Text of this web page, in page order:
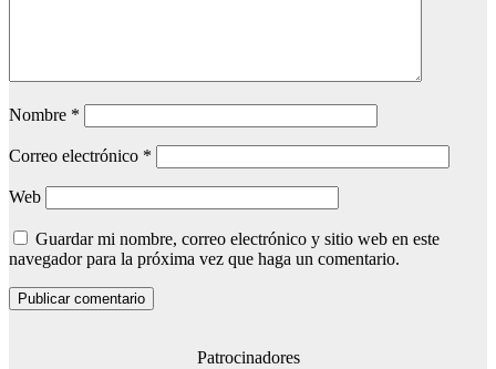
Nombre *
Correo electrónico *
Web
Guardar mi nombre, correo electrónico y sitio web en este
navegador para la próxima vez que haga un comentario.
Patrocinadores